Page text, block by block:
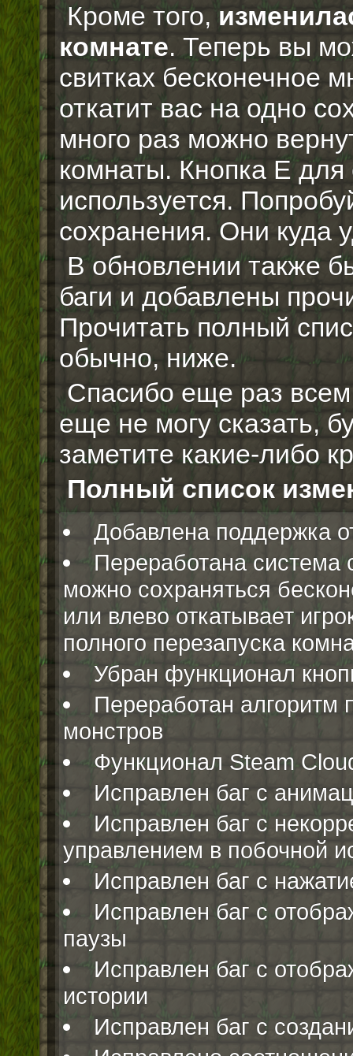
Кроме того,
комнате. Теперь вы
свитках бесконечное
откатит вас на одно
много раз можно
комнаты. Кнопка E
используется.
сохранения. Они куда
В обновлении также
баги и добавлены
Прочитать полный
обычно, ниже.
Спасибо еще раз
еще не могу сказать,
заметите какие-либо
Полный список
Добавлена поддержка
Переработана система
можно сохраняться
или влево откатывает
полного перезапуска
Убран функционал
Переработан алгоритм
монстров
Функционал Steam
Исправлен баг с
Исправлен баг с
управлением в побочной
Исправлен баг с
Исправлен баг с
паузы
Исправлен баг с
истории
Исправлен баг с